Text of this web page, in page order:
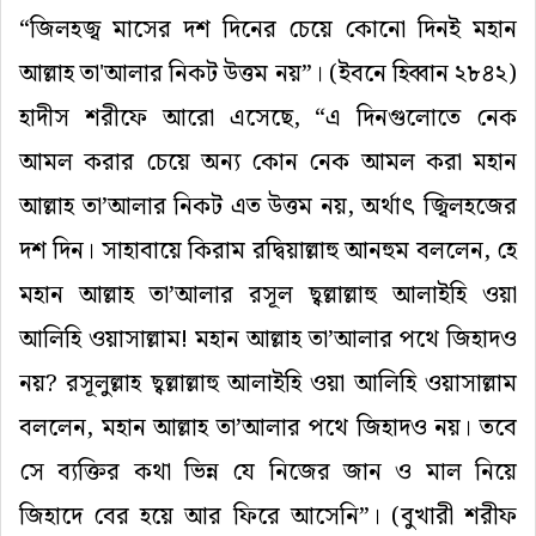
“জিলহজ্ব মাসের দশ দিনের চেয়ে কোনো দিনই মহান
আল্লাহতা'আলারনিকটউত্তমনয়” । (ইবনেহিব্বান২৮৪২)
হাদীস শরীফে আরো এসেছে, “এ দিনগুলোতে নেক
আমল করার চেয়ে অন্য কোন নেক আমল করা মহান
আল্লাহ তা’আলার নিকট এত উত্তম নয়,অর্থাৎ জ্বিলহজের
দশদিন। সাহাবায়েকিরামরদ্বিয়াল্লাহুআনহুমবললেন, হে
মহান আল্লাহ তা’আলার রসূল ছ্বল্লাল্লাহু আলাইহি ওয়া
আলিহিওয়াসাল্লাম!মহানআল্লাহতা’আলারপথেজিহাদও
নয়?রসূলুল্লাহ ছ্বল্লাল্লাহু আলাইহি ওয়া আলিহি ওয়াসাল্লাম
বললেন,মহান আল্লাহ তা’আলার পথে জিহাদও নয়। তবে
সে ব্যক্তির কথা ভিন্ন যে নিজের জান ও মাল নিয়ে
জিহাদে বের হয়ে আর ফিরে আসেনি” । (বুখারী শরীফ